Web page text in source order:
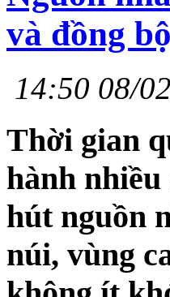
và đồng
14:50 08/
Thời gian
hành
hút nguồn
núi, vùng